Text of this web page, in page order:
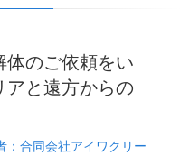
体のご依頼をい
アと遠方からの
：合同会社アイワクリー